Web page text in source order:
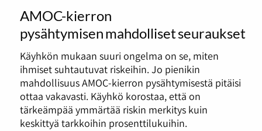
AMOC-kierron
pysähtymisen mahdolliset seuraukset
Käyhkön mukaan suuri ongelma on se, miten
ihmiset suhtautuvat riskeihin. Jo pienikin
mahdollisuus AMOC-kierron pysähtymisestä pitäisi
ottaa vakavasti. Käyhkö korostaa, että on
tärkeämpää ymmärtää riskin merkitys kuin
keskittyä tarkkoihin prosenttilukuihin.